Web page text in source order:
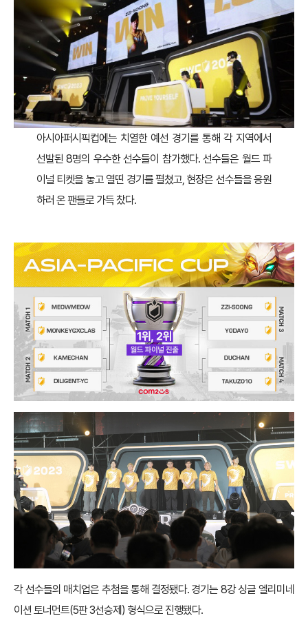
아시아퍼시픽컵에는 치열한 예선 경기를 통해 각 지역에서
선발된 8명의 우수한 선수들이 참가했다. 선수들은 월드 파
이널 티켓을 놓고 열띤 경기를 펼쳤고, 현장은 선수들을 응원
하러 온 팬들로 가득 찼다.
각 선수들의 매치업은 추첨을 통해 결정됐다. 경기는 8강 싱글 엘리미네
이션 토너먼트(5판 3선승제) 형식으로 진행됐다.